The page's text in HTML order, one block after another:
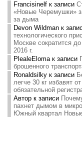
Francisinelfк записи
«Новые Черемушки»
за дыма
Devon Wildmanк
технологического
Москве сократится
2016 г.
PlealeElomaк записи
брошенного
Ronaldsilkyк записи
легче 30 кг избавят от
обязательной
Авторк записи
пахнет дымом в
Южный квартал